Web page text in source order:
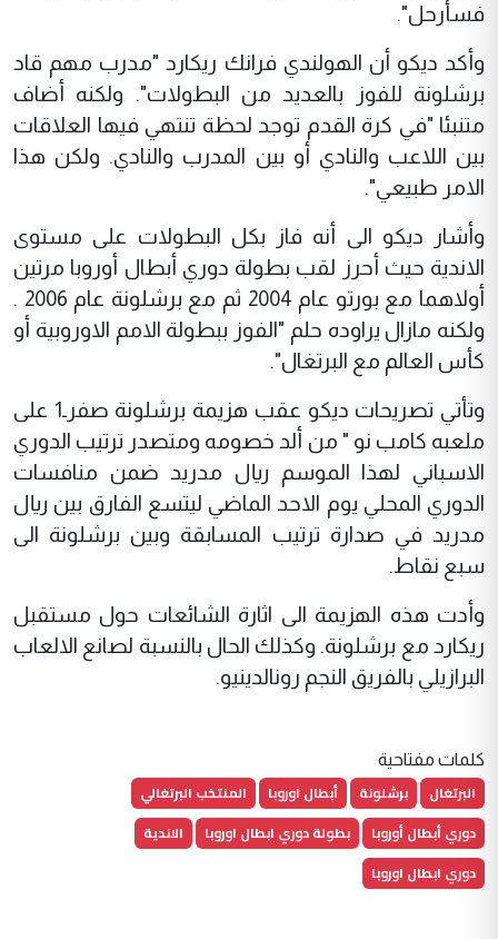
فسأرحل".
وأکد ديکو أن الهولندي فرانك ريکارد "مدرب مهم قاد
برشلونة للفوز بالعديد من البطولات". ولکنه أضاف
متنبئا "في کرة القدم توجد لحظة تنتهي فيها العلاقات
بين اللاعب والنادي أو بين المدرب والنادي. ولکن هذا
الامر طبيعي".
وأشار ديکو الى أنه فاز بکل البطولات على مستوى
الاندية حيث أحرز لقب بطولة دوري أبطال أوروبا مرتين
أولاهما مع بورتو عام 2004 ثم مع برشلونة عام 2006 .
ولکنه مازال يراوده حلم "الفوز ببطولة الامم الاوروبية أو
کأس العالم مع البرتغال".
وتأتي تصريحات ديکو عقب هزيمة برشلونة صفرـ1 على
ملعبه كامب نو " من ألد خصومه ومتصدر ترتيب الدوري
الاسباني لهذا الموسم ريال مدريد ضمن منافسات
الدوري المحلي يوم الاحد الماضي ليتسع الفارق بين ريال
مدريد في صدارة ترتيب المسابقة وبين برشلونة الى
سبع نقاط.
وأدت هذه الهزيمة الى اثارة الشائعات حول مستقبل
ريکارد مع برشلونة. وکذلك الحال بالنسبة لصانع الالعاب
البرازيلي بالفريق النجم رونالدينيو.
كلمات مفتاحية
البرتغال برشلونة أبطال اوروبا
المنتخب البرتغالي
دوري أبطال أوروبا
بطولة دوري ابطال اوروبا
الاندية
دوري ابطال اوروبا